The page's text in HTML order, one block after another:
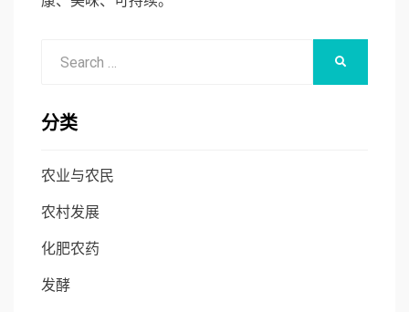
分类
农业与农民
农村发展
化肥农药
发酵